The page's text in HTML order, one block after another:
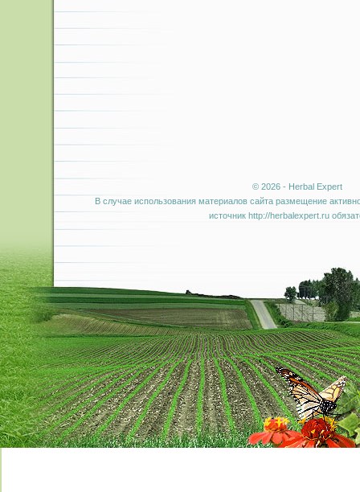
© 2026 - Herbal Expert
В случае использования материалов сайта размещение
источник http://herbalexpert.ru